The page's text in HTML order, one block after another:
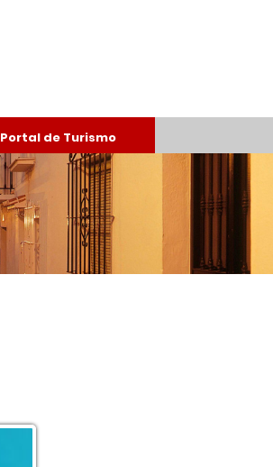
Portal de Turismo